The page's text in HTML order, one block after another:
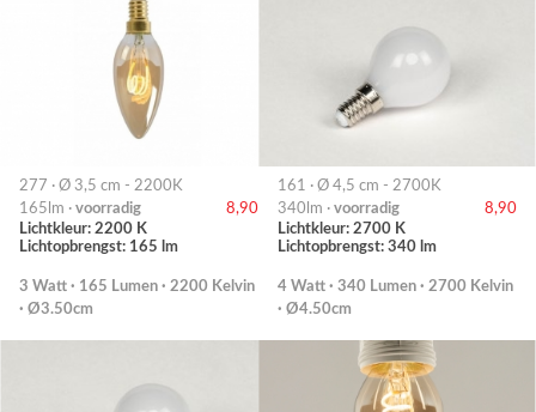
277 · Ø 3,5 cm - 2200K
165lm · voorradig
8,90
Lichtkleur: 2200 K
Lichtopbrengst: 165 lm
3 Watt · 165 Lumen · 2200 Kelvin
· Ø3.50cm
161 · Ø 4,5 cm - 2700K
340lm · voorradig
8,90
Lichtkleur: 2700 K
Lichtopbrengst: 340 lm
4 Watt · 340 Lumen · 2700 Kelvin
· Ø4.50cm